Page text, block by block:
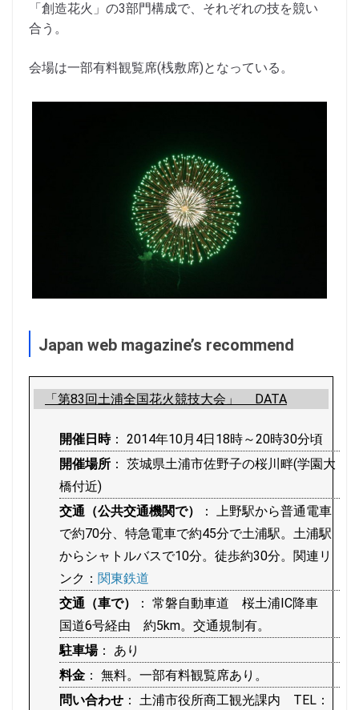
「創造花火」の3部門構成で、それぞれの技を競い
合う。
会場は一部有料観覧席(桟敷席)となっている。
Japan web magazine’s recommend
「第83回土浦全国花火競技大会」 DATA
開催日時： 2014年10月4日18時～20時30分頃
開催場所 ： 茨城県土浦市佐野子の桜川畔(学園大
橋付近)
交通（公共交通機関で）
： 上野駅から普通電車
で約70分、特急電車で約45分で土浦駅。土浦駅
からシャトルバスで10分。徒歩約30分。関連リ
ンク： 関東鉄道
交通（車で）
： 常磐自動車道 桜土浦IC降車
国道6号経由 約5km。交通規制有。
駐車場： あり
料金 ： 無料。一部有料観覧席あり。
問い合わせ ： 土浦市役所商工観光課内 TEL：